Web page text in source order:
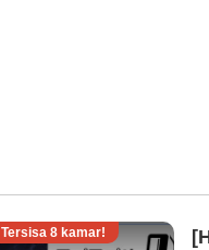
Tersisa 8 kamar!